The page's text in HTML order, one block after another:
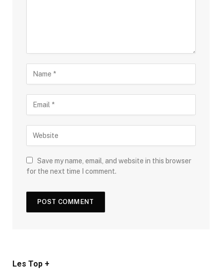
Save my name, email, and website in this browser
for the next time I comment.
Les Top +